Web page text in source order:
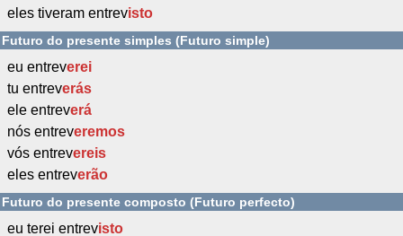
eles tiveram entrevisto
Futuro do presente simples (Futuro simple)
eu entreverei
tu entreverás
ele entreverá
nós entreveremos
vós entrevereis
eles entreverão
Futuro do presente composto (Futuro perfecto)
eu terei entrevisto